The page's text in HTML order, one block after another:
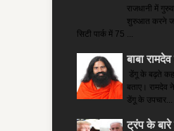
राजधानी में
शुरुआत करने जा
सिटी पार्क में 75 ...
बाबा
डेंगू के बढ़ते
बताए।
डेंगू के उपचार...
ट्रंप के